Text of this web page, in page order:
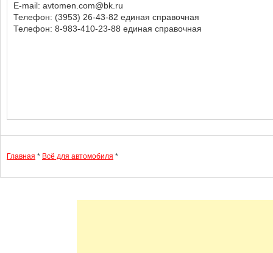
E-mail: avtomen.com@bk.ru
Телефон: (3953) 26-43-82 единая справочная
Телефон: 8-983-410-23-88 единая справочная
Главная * Всё для автомобиля *